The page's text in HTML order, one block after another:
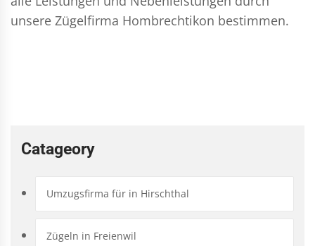
unsere Zügelfirma Hombrechtikon bestimmen.
Catageory
Umzugsfirma für in Hirschthal
Zügeln in Freienwil